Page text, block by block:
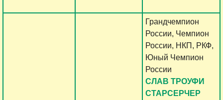
Грандчемпион
России, Чемпион
России, НКП, РКФ,
Юный Чемпион
России
СЛАВ ТРОУФИ
СТАРСЕРЧЕР